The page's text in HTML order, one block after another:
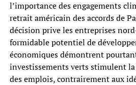
l’importance des engagements
retrait américain des accords de
décision prive les entreprises
formidable potentiel de
économiques démontrent
investissements verts stimulent
des emplois, contrairement aux